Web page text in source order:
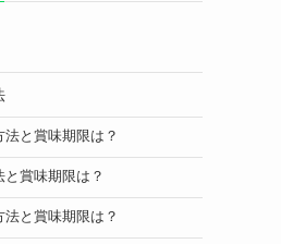
法と賞味期限は？
賞味期限は？
と賞味期限は？